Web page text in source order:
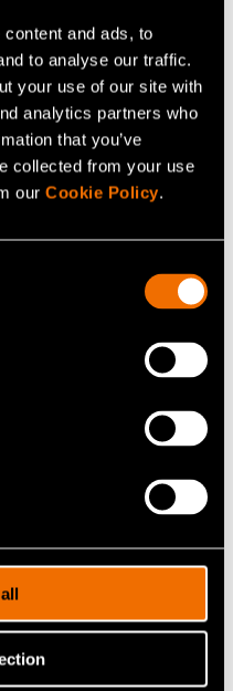
and ads, to
to analyse our traffic.
your use of our site with
analytics partners who
that you’ve
collected from your use
our Cookie Policy.
ja